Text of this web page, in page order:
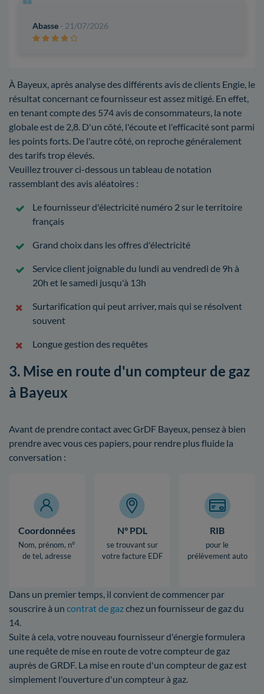
Abasse - 21/07/2026
À Bayeux, après analyse des différents avis de clients Engie, le
résultat concernant ce fournisseur est assez mitigé. En effet,
en tenant compte des 574 avis de consommateurs, la note
globale est de 2,8. D'un côté, l'écoute et l'efficacité sont parmi
les points forts. De l'autre côté, on reproche généralement
des tarifs trop élevés.
Veuillez trouver ci-dessous un tableau de notation
rassemblant des avis aléatoires :
Le fournisseur d'électricité numéro 2 sur le territoire
français
Grand choix dans les offres d'électricité
Service client joignable du lundi au vendredi de 9h à
20h et le samedi jusqu'à 13h
Surtarification qui peut arriver, mais qui se résolvent
souvent
Longue gestion des requêtes
3. Mise en route d'un compteur de gaz
à Bayeux
Avant de prendre contact avec GrDF Bayeux, pensez à bien
prendre avec vous ces papiers, pour rendre plus fluide la
conversation :
Coordonnées
Nom, prénom, n°
de tel, adresse
N° PDL
se trouvant sur
votre facture EDF
RIB
pour le
prélèvement auto
Dans un premier temps, il convient de commencer par
souscrire à un contrat de gazchez un fournisseur de gaz du
14.
Suite à cela, votre nouveau fournisseur d'énergie formulera
une requête de mise en route de votre compteur de gaz
auprès de GRDF. La mise en route d'un compteur de gaz est
simplement l'ouverture d'un compteur à gaz.